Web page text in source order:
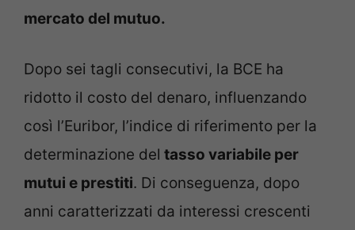
mercato del mutuo.
Dopo sei tagli consecutivi, la BCE ha
ridotto il costo del denaro, influenzando
così l’Euribor, l’indice di riferimento per la
determinazione del tasso variabile per
mutui e prestiti. Di conseguenza, dopo
anni caratterizzati da interessi crescenti